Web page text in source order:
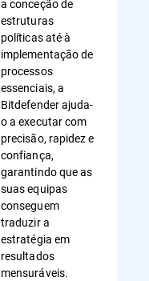
a conceção de
estruturas
políticas até à
implementação de
processos
essenciais, a
Bitdefender ajuda-
o a executar com
precisão, rapidez e
confiança,
garantindo que as
suas equipas
conseguem
traduzir a
estratégia em
resultados
mensuráveis.